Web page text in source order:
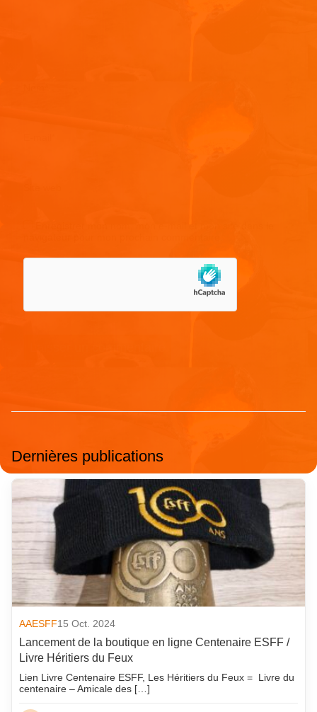
Dernières publications
AAESFF15 Oct. 2024
Lancement de la boutique en ligne Centenaire ESFF /
Livre Héritiers du Feux
Lien Livre Centenaire ESFF, Les Héritiers du Feux = Livre du
centenaire – Amicale des […]